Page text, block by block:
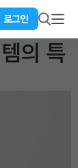
로그인
의 특